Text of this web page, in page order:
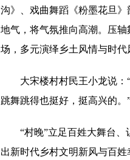
沟》、戏曲舞蹈《粉墨花旦
地气，将气氛推向高潮。压
场，多元演绎乡土风情与时代
大宋楼村村民王小龙说
跳舞跳得也挺好，挺高兴的。
“村晚”立足百姓大舞台
出新时代乡村文明新风与百姓